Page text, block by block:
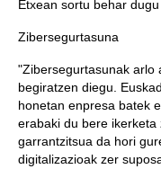
Etxean sortu behar dugu
Zibersegurtasuna
"Zibersegurtasunak arlo
begiratzen diegu.
honetan enpresa batek
erabaki du bere
garrantzitsua da hori
digitalizazioak zer